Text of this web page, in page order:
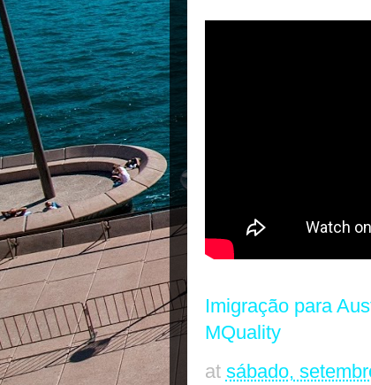
Imigração para
MQuality
at sábado,